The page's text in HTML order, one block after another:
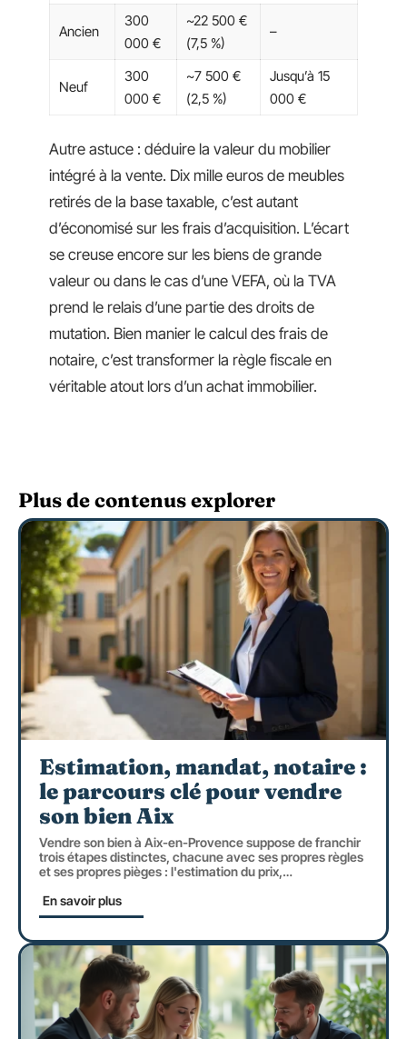
Ancien
300
000 €
~22 500 €
(7,5 %)
–
Neuf
300
000 €
~7 500 €
(2,5 %)
Jusqu’à 15
000 €
Autre astuce : déduire la valeur du mobilier
intégré à la vente. Dix mille euros de meubles
retirés de la base taxable, c’est autant
d’économisé sur les frais d’acquisition. L’écart
se creuse encore sur les biens de grande
valeur ou dans le cas d’une VEFA, où la TVA
prend le relais d’une partie des droits de
mutation. Bien manier le calcul des frais de
notaire, c’est transformer la règle fiscale en
véritable atout lors d’un achat immobilier.
Plus de contenus explorer
Estimation, mandat, notaire :
le parcours clé pour vendre
son bien Aix
Vendre son bien à Aix-en-Provence suppose de franchir
trois étapes distinctes, chacune avec ses propres règles
et ses propres pièges : l'estimation du prix,…
En savoir plus